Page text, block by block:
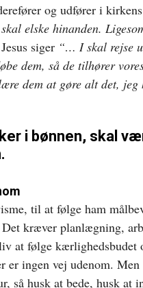
og udfører i
elske hinanden.
siger “… I skal rejse
dem, så de tilhører
dem at gøre alt det, jeg
i bønnen, skal
til at følge ham
kræver planlægning,
at følge kærlighedsbudet
er ingen vej udenom.
så husk at bede, husk at